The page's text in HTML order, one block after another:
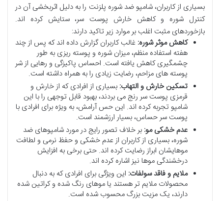
بسیاری از کاربران، شامپو ضد شوره پلزنت را به دلیل اثربخشی آن در
کنترل شوره و کاهش خارش پوست سر، ستایش کرده اند.
بازخوردهای مثبت اغلب بر موارد زیر تاکید دارند:
کاهش موثر شوره: غالب کاربران گزارش داده اند که پس از چند
هفته استفاده منظم، میزان شوره و پوسته ریزی به طور
چشمگیری کاهش یافته است. احساس پاکیزگی و رهایی از شر
پوسته های مزاحم، رضایت زیادی را به همراه داشته است.
تسکین خارش و التهاب: بسیاری از افرادی که از خارش و
قرمزی پوست سر رنج می بردند، بهبود قابل توجهی را با این
شامپو تجربه کرده اند. این حس آرامش، به ویژه برای افرادی با
پوست سر حساس، بسیار ارزشمند است.
عدم خشکی مو: بر خلاف تصور رایج در مورد شامپوهای ضد
شوره، بسیاری از کاربران از عدم خشکی و حفظ نرمی و لطافت
موهایشان ابراز رضایت کرده اند. حتی برخی به افزایش
درخشندگی موها نیز اشاره کرده اند.
ملایم و فاقد سولفات: این ویژگی برای افرادی که به دنبال
محصولات ملایم تر هستند یا موهای رنگ شده و کراتین شده
دارند، یک مزیت بزرگ محسوب شده است.